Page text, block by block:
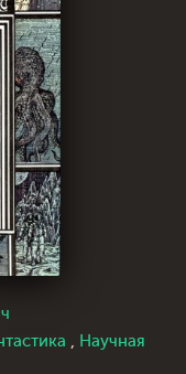
, Научная